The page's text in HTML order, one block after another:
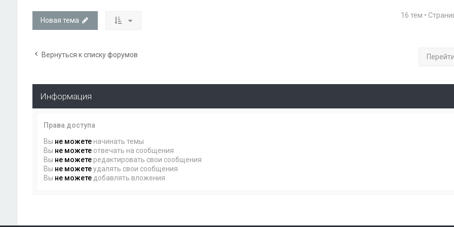
Новая тема
16 тем •
Вернуться к списку форумов Перейти
Информация
Права доступа
Вы не можетеначинать темы
Вы не можетеотвечать на сообщения
Вы не можетередактировать свои сообщения
Вы не можетеудалять свои сообщения
Вы не можетедобавлять вложения